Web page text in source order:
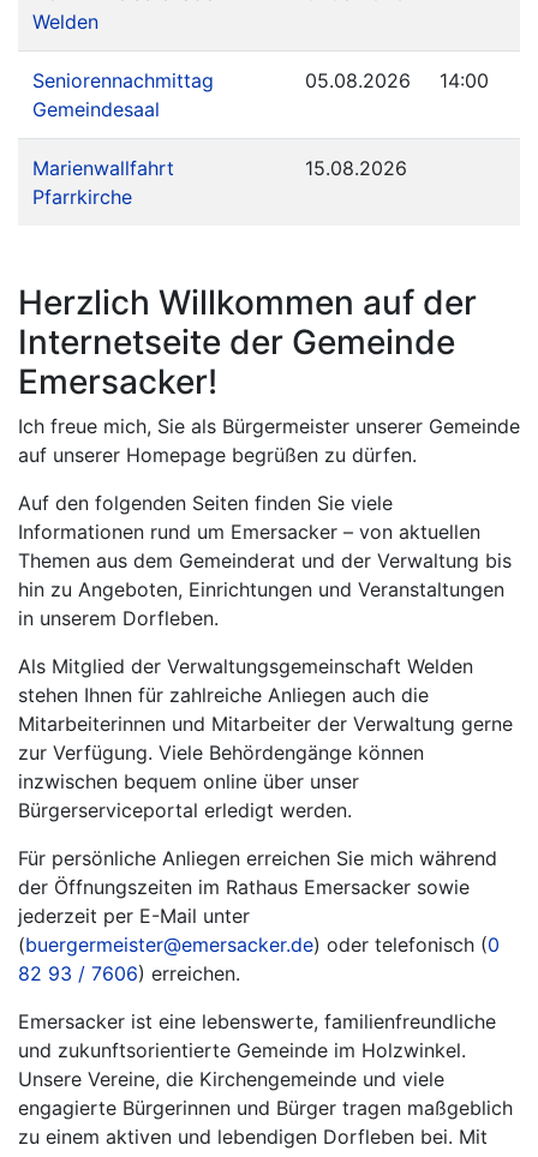
Welden
Seniorennachmittag
Gemeindesaal
05.08.2026 14:00
Marienwallfahrt
Pfarrkirche
15.08.2026
Herzlich Willkommen auf der
Internetseite der Gemeinde
Emersacker!
Ich freue mich, Sie als Bürgermeister unserer Gemeinde
auf unserer Homepage begrüßen zu dürfen.
Auf den folgenden Seiten finden Sie viele
Informationen rund um Emersacker – von aktuellen
Themen aus dem Gemeinderat und der Verwaltung bis
hin zu Angeboten, Einrichtungen und Veranstaltungen
in unserem Dorfleben.
Als Mitglied der Verwaltungsgemeinschaft Welden
stehen Ihnen für zahlreiche Anliegen auch die
Mitarbeiterinnen und Mitarbeiter der Verwaltung gerne
zur Verfügung. Viele Behördengänge können
inzwischen bequem online über unser
Bürgerserviceportal erledigt werden.
Für persönliche Anliegen erreichen Sie mich während
der Öffnungszeiten im Rathaus Emersacker sowie
jederzeit per E-Mail unter
(buergermeister@emersacker.de) oder telefonisch (0
82 93 / 7606) erreichen.
Emersacker ist eine lebenswerte, familienfreundliche
und zukunftsorientierte Gemeinde im Holzwinkel.
Unsere Vereine, die Kirchengemeinde und viele
engagierte Bürgerinnen und Bürger tragen maßgeblich
zu einem aktiven und lebendigen Dorfleben bei. Mit